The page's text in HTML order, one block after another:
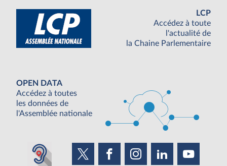
LCP
Accédez à toute
l'actualité de
la Chaine Parlementaire
OPEN DATA
Accédez à toutes
les données de
l'Assemblée nationale